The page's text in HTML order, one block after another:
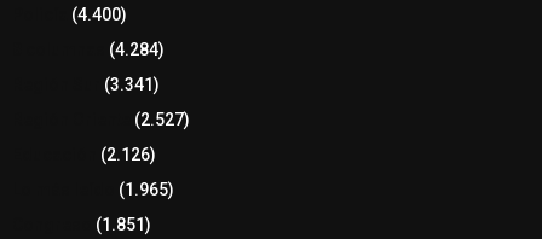
(4.400)
(4.284)
(3.341)
(2.527)
(2.126)
(1.965)
(1.851)